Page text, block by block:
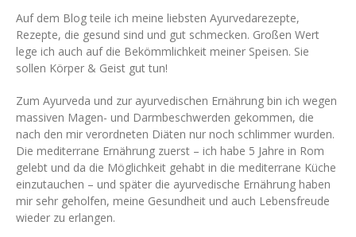
Auf dem Blog teile ich meine liebsten Ayurvedarezepte,
Rezepte, die gesund sind und gut schmecken. Großen Wert
lege ich auch auf die Bekömmlichkeit meiner Speisen. Sie
sollen Körper & Geist gut tun!
Zum Ayurveda und zur ayurvedischen Ernährung bin ich wegen
massiven Magen- und Darmbeschwerden gekommen, die
nach den mir verordneten Diäten nur noch schlimmer wurden.
Die mediterrane Ernährung zuerst – ich habe 5 Jahre in Rom
gelebt und da die Möglichkeit gehabt in die mediterrane Küche
einzutauchen – und später die ayurvedische Ernährung haben
mir sehr geholfen, meine Gesundheit und auch Lebensfreude
wieder zu erlangen.